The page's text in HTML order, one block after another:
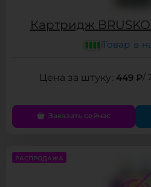
Картридж
Товар в
449 ₽/
Заказать сейчас
РАСПРОДАЖА